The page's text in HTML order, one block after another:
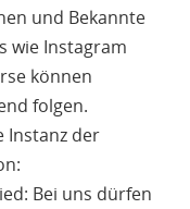
und Bekannte
wie Instagram
können
folgen.
Instanz der
Bei uns dürfen